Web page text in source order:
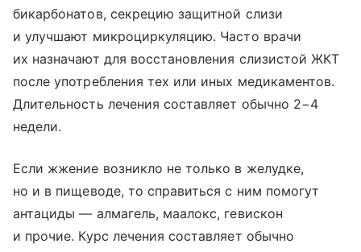
бикарбонатов, секрецию защитной слизи
и улучшают микроциркуляцию. Часто врачи
их назначают для восстановления слизистой ЖКТ
после употребления тех или иных медикаментов.
Длительность лечения составляет обычно 2−4
недели.
Если жжение возникло не только в желудке,
но и в пищеводе, то справиться с ним помогут
антациды — алмагель, маалокс, гевискон
и прочие. Курс лечения составляет обычно